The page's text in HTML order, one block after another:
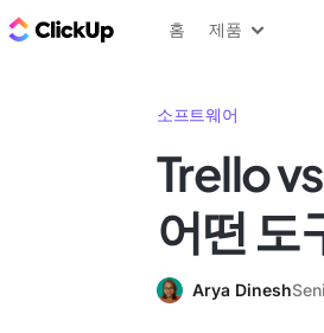
ClickUp 블로그
홈 제품
소프트웨어
Trello
어떤 도
Arya Dinesh